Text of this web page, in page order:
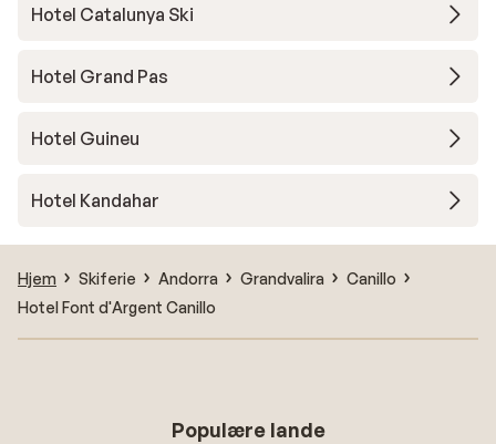
Hotel Catalunya Ski
Hotel Grand Pas
Hotel Guineu
Hotel Kandahar
Hjem Skiferie Andorra Grandvalira
Canillo
Hotel Font d'Argent Canillo
Populære lande